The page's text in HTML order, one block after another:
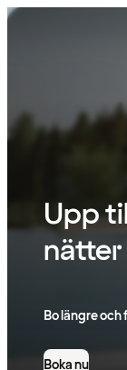
Boka
bästa
pris
Upp
nätter
Bo längre
Boka nu